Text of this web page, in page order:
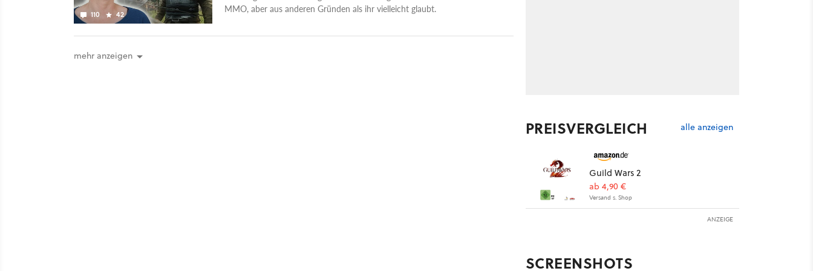
110 42
MMO, aber aus anderen Gründen als ihr vielleicht glaubt.
mehr anzeigen
PREISVERGLEICH alle anzeigen
Guild Wars 2
ab 4,90 €
Versand s. Shop
ANZEIGE
SCREENSHOTS